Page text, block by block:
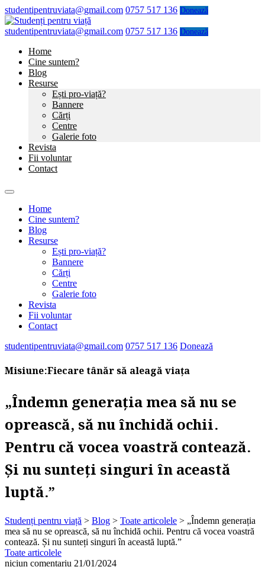
studentipentruviata@gmail.com 0757 517 136 Donează
studentipentruviata@gmail.com 0757 517 136 Donează
Home
Cine suntem?
Blog
Resurse
Ești pro-viață?
Bannere
Cărți
Centre
Galerie foto
Revista
Fii voluntar
Contact
Home
Cine suntem?
Blog
Resurse
Ești pro-viață?
Bannere
Cărți
Centre
Galerie foto
Revista
Fii voluntar
Contact
studentipentruviata@gmail.com 0757 517 136 Donează
Misiune:Fiecare tânăr să aleagă viața
„Îndemn generația mea să nu se
oprească, să nu închidă ochii.
Pentru că vocea voastră contează.
Și nu sunteți singuri în această
luptă.”
Studenți pentru viață > Blog > Toate articolele > „Îndemn generația
mea să nu se oprească, să nu închidă ochii. Pentru că vocea voastră
contează. Și nu sunteți singuri în această luptă.”
Toate articolele
niciun comentariu 21/01/2024